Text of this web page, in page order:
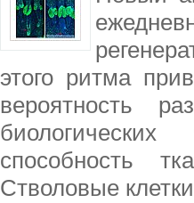
этого ритма
вероятность
способность
Стволовые